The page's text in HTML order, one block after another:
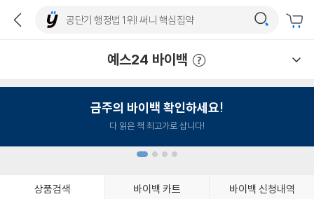
예스24 바이백
금주의 바이백 확인하세요!
다 읽은 책 최고가로 삽니다!
상품검색 바이백 카트 바이백 신청내역